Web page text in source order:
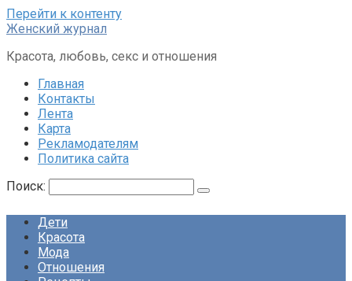
Перейти к контенту
Женский журнал
Красота, любовь, секс и отношения
Главная
Контакты
Лента
Карта
Рекламодателям
Политика сайта
Поиск:
Дети
Красота
Мода
Отношения